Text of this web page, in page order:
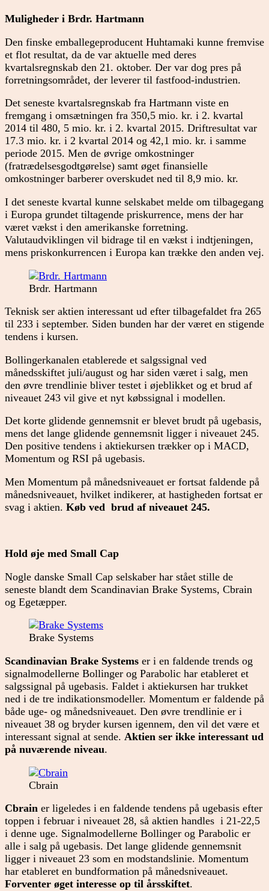
Muligheder i Brdr. Hartmann
Den finske emballegeproducent Huhtamaki kunne fremvise
et flot resultat, da de var aktuelle med deres
kvartalsregnskab den 21. oktober. Der var dog pres på
forretningsområdet, der leverer til fastfood-industrien.
Det seneste kvartalsregnskab fra Hartmann viste en
fremgang i omsætningen fra 350,5 mio. kr. i 2. kvartal
2014 til 480, 5 mio. kr. i 2. kvartal 2015. Driftresultat var
17.3 mio. kr. i 2 kvartal 2014 og 42,1 mio. kr. i samme
periode 2015. Men de øvrige omkostninger
(fratrædelsesgodtgørelse) samt øget finansielle
omkostninger barberer overskudet ned til 8,9 mio. kr.
I det seneste kvartal kunne selskabet melde om tilbagegang
i Europa grundet tiltagende priskurrence, mens der har
været vækst i den amerikanske forretning.
Valutaudviklingen vil bidrage til en vækst i indtjeningen,
mens priskonkurrencen i Europa kan trække den anden vej.
Brdr. Hartmann
Teknisk ser aktien interessant ud efter tilbagefaldet fra 265
til 233 i september. Siden bunden har der været en stigende
tendens i kursen.
Bollingerkanalen etablerede et salgssignal ved
månedsskiftet juli/august og har siden været i salg, men
den øvre trendlinie bliver testet i øjeblikket og et brud af
niveauet 243 vil give et nyt købssignal i modellen.
Det korte glidende gennemsnit er blevet brudt på ugebasis,
mens det lange glidende gennemsnit ligger i niveauet 245.
Den positive tendens i aktiekursen trækker op i MACD,
Momentum og RSI på ugebasis.
Men Momentum på månedsniveauet er fortsat faldende på
månedsniveauet, hvilket indikerer, at hastigheden fortsat er
svag i aktien. Køb ved brud af niveauet 245.
Hold øje med Small Cap
Nogle danske Small Cap selskaber har stået stille de
seneste blandt dem Scandinavian Brake Systems, Cbrain
og Egetæpper.
Brake Systems
Scandinavian Brake Systems er i en faldende trends og
signalmodellerne Bollinger og Parabolic har etableret et
salgssignal på ugebasis. Faldet i aktiekursen har trukket
ned i de tre indikationsmodeller. Momentum er faldende på
både uge- og månedsniveauet. Den øvre trendlinie er i
niveauet 38 og bryder kursen igennem, den vil det være et
interessant signal at sende. Aktien ser ikke interessant ud
på nuværende niveau.
Cbrain
Cbrain er ligeledes i en faldende tendens på ugebasis efter
toppen i februar i niveauet 28, så aktien handles i 21-22,5
i denne uge. Signalmodellerne Bollinger og Parabolic er
alle i salg på ugebasis. Det lange glidende gennemsnit
ligger i niveauet 23 som en modstandslinie. Momentum
har etableret en bundformation på månedsniveauet.
Forventer øget interesse op til årsskiftet.